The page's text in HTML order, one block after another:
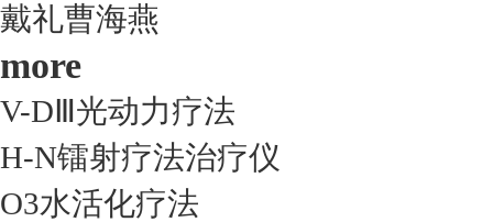
戴礼曹海燕
more
V-DⅢ光动力疗法
H-N镭射疗法治疗仪
O3水活化疗法